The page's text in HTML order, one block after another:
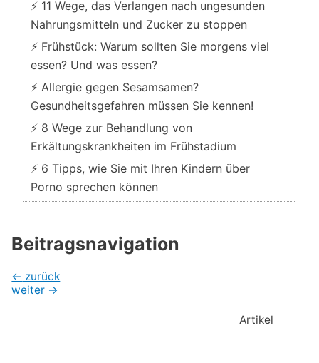
⚡ 11 Wege, das Verlangen nach ungesunden
Nahrungsmitteln und Zucker zu stoppen
⚡ Frühstück: Warum sollten Sie morgens viel
essen? Und was essen?
⚡ Allergie gegen Sesamsamen?
Gesundheitsgefahren müssen Sie kennen!
⚡ 8 Wege zur Behandlung von
Erkältungskrankheiten im Frühstadium
⚡ 6 Tipps, wie Sie mit Ihren Kindern über
Porno sprechen können
Beitragsnavigation
← zurück
weiter →
Artikel